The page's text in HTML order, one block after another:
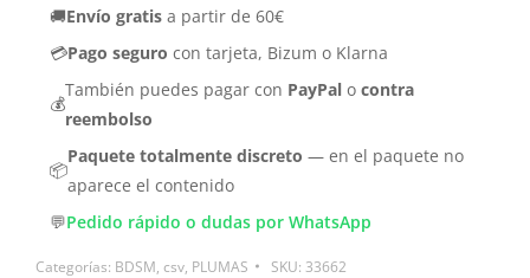
🚚Envío gratis a partir de 60€
💳Pago seguro con tarjeta, Bizum o Klarna
💰
También puedes pagar con PayPal o contra
reembolso
📦
Paquete totalmente discreto — en el paquete no
aparece el contenido
💬Pedido rápido o dudas por WhatsApp
Categorías: BDSM, csv, PLUMAS SKU: 33662